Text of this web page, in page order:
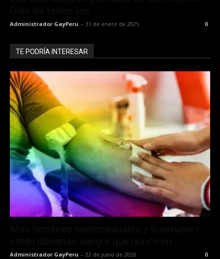
Administrador GayPeru - 31 de enero de 2025 0
TE PODRÍA INTERESAR
Administrador GayPeru - 22 de junio de 2026 0